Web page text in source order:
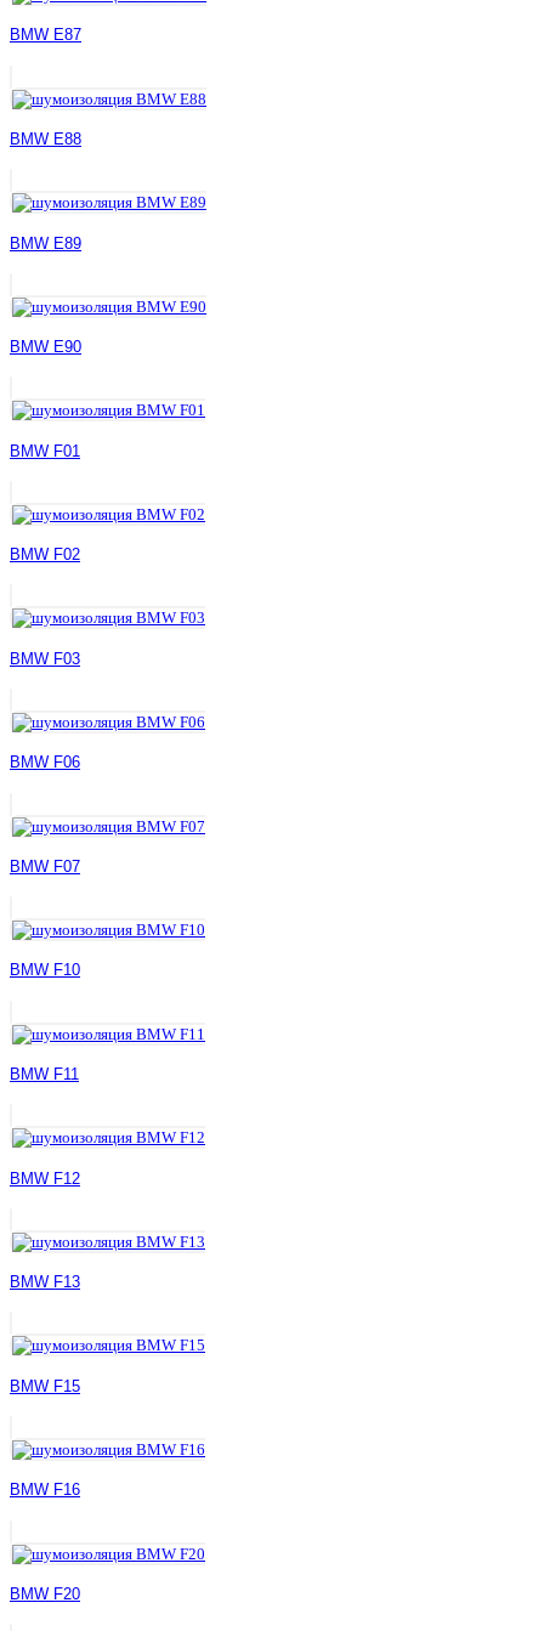
BMW E87
BMW E88
BMW E89
BMW E90
BMW F01
BMW F02
BMW F03
BMW F06
BMW F07
BMW F10
BMW F11
BMW F12
BMW F13
BMW F15
BMW F16
BMW F20